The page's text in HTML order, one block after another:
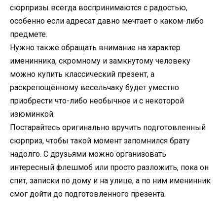
сюрпризы всегда воспринимаются с радостью,
особенно если адресат давно мечтает о каком-либо
предмете.
Нужно также обращать внимание на характер
именинника, скромному и замкнутому человеку
можно купить классический презент, а
раскрепощённому весельчаку будет уместно
приобрести что-либо необычное и с некоторой
изюминкой.
Постарайтесь оригинально вручить подготовленный
сюрприз, чтобы такой момент запомнился брату
надолго. С друзьями можно организовать
интересный флешмоб или просто разложить, пока он
спит, записки по дому и на улице, а по ним именинник
смог дойти до подготовленного презента.